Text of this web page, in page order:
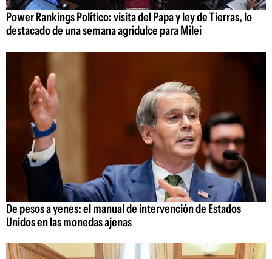
Power Rankings Político: visita del Papa y ley de Tierras, lo
destacado de una semana agridulce para Milei
De pesos a yenes: el manual de intervención de Estados
Unidos en las monedas ajenas